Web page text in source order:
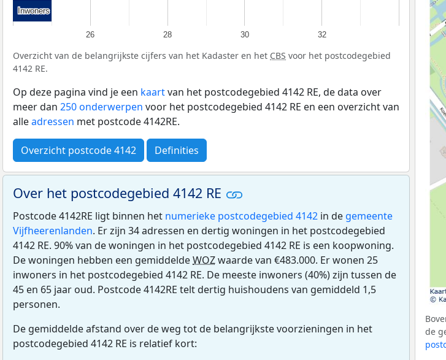
26 28 30 32
Inwoners
Inwoners
Overzicht van de belangrijkste cijfers van het Kadaster en het CBS voor het postcodegebied
4142 RE.
Op deze pagina vind je een kaartvan het postcodegebied 4142 RE, de data over
meer dan 250 onderwerpen voor het postcodegebied 4142 RE en een overzicht van
alleadressen met postcode 4142RE.
Overzicht postcode 4142 Definities
Over het postcodegebied 4142 RE
Postcode 4142RE ligt binnen het numerieke postcodegebied 4142 in de gemeente
Vijfheerenlanden. Er zijn 34 adressen en dertig woningen in het postcodegebied
4142 RE. 90% van de woningen in het postcodegebied 4142 RE is een koopwoning.
De woningen hebben een gemiddeldeWOZwaarde van €483.000. Er wonen 25
inwoners in het postcodegebied 4142 RE. De meeste inwoners (40%) zijn tussen de
45 en 65 jaar oud. Postcode 4142RE telt dertig huishoudens van gemiddeld 1,5
personen.
De gemiddelde afstand over de weg tot de belangrijkste voorzieningen in het
postcodegebied 4142 RE is relatief kort:
de